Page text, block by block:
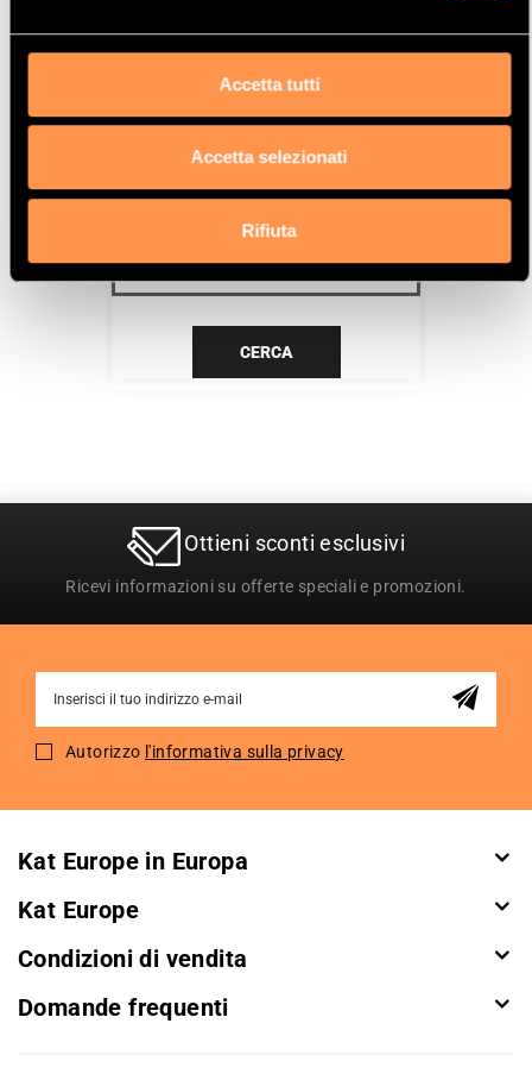
Accetta tutti
Accetta selezionati
Rifiuta
Data
CERCA IL TUO PRODOTTO PER
CERCA
Ottieni sconti esclusivi
Ricevi informazioni su offerte speciali e promozioni.
for
Autorizzo l'informativa sulla privacy
Kat Europe in Europa
Kat Europe
Condizioni di vendita
Domande frequenti